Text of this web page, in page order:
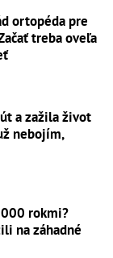
ortopéda pre
treba oveľa
a zažila život
nebojím,
rokmi?
na záhadné